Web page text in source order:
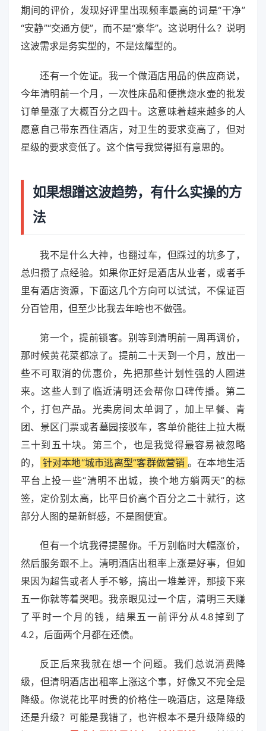
期间的评价，发现好评里出现频率最高的词是“干净”
“安静”“交通方便”，而不是“豪华”。这说明什么？说明
这波需求是务实型的，不是炫耀型的。
还有一个佐证。我一个做酒店用品的供应商说，
今年清明前一个月，一次性床品和便携烧水壶的批发
订单量涨了大概百分之四十。这意味着越来越多的人
愿意自己带东西住酒店，对卫生的要求变高了，但对
星级的要求变低了。这个信号我觉得挺有意思的。
如果想蹭这波趋势，有什么实操的方
法
我不是什么大神，也翻过车，但踩过的坑多了，
总归攒了点经验。如果你正好是酒店从业者，或者手
里有酒店资源，下面这几个方向可以试试，不保证百
分百管用，但至少比我去年啥也不做强。
第一个，提前锁客。别等到清明前一周再调价，
那时候黄花菜都凉了。提前二十天到一个月，放出一
些不可取消的优惠价，先把那些计划性强的人圈进
来。这些人到了临近清明还会帮你口碑传播。第二
个，打包产品。光卖房间太单调了，加上早餐、青
团、景区门票或者墓园接驳车，客单价能往上拉大概
三十到五十块。第三个，也是我觉得最容易被忽略
的，
针对本地“城市逃离型”客群做营销 。在本地生活
平台上投一些“清明不出城，换个地方躺两天”的标
签，定价别太高，比平日价高个百分之二十就行，这
部分人图的是新鲜感，不是图便宜。
但有一个坑我得提醒你。千万别临时大幅涨价，
然后服务跟不上。清明酒店出租率上涨是好事，但如
果因为超售或者人手不够，搞出一堆差评，那接下来
五一你就等着哭吧。我亲眼见过一个店，清明三天赚
了平时一个月的钱，结果五一前评分从4.8掉到了
4.2，后面两个月都在还债。
反正后来我就在想一个问题。我们总说消费降
级，但清明酒店出租率上涨这个事，好像又不完全是
降级。你说花比平时贵的价格住一晚酒店，这是降级
还是升级？可能是我错了，也许根本不是升级降级的